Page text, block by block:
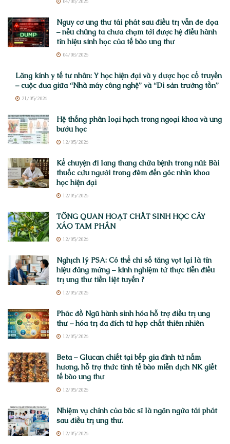
04/08/2026
Nguy cơ ung thư tái phát sau điều trị vẫn đe dọa
– nếu chúng ta chưa chạm tới được hệ điều hành
tín hiệu sinh học của tế bào ung thư
04/08/2026
Lăng kính y tế tư nhân: Y học hiện đại và y dược học cổ truyền
– cuộc đua giữa “Nhà máy công nghệ” và “Di sản trường tồn”
21/05/2026
Hệ thống phân loại hạch trong ngoại khoa và ung
bướu học
12/05/2026
Kể chuyện đi lang thang chữa bệnh trong núi: Bài
thuốc cứu người trong đêm đến góc nhìn khoa
học hiện đại
12/05/2026
TỔNG QUAN HOẠT CHẤT SINH HỌC CÂY
XÁO TAM PHÂN
12/05/2026
Nghịch lý PSA: Có thể chỉ số tăng vọt lại là tín
hiệu đáng mừng – kinh nghiệm từ thực tiễn điều
trị ung thư tiền liệt tuyến ?
12/05/2026
Phác đồ Ngũ hành sinh hóa hỗ trợ điều trị ung
thư – hóa trị đa đích từ hợp chất thiên nhiên
12/05/2026
Beta – Glucan chiết tại bếp gia đình từ nấm
hương, hỗ trợ thức tỉnh tế bào miễn dịch NK giết
tế bào ung thư
12/05/2026
Nhiệm vụ chính của bác sĩ là ngăn ngừa tái phát
sau điều trị ung thư.
12/05/2026